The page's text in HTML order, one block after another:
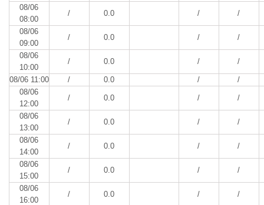
08/06
08:00
/ 0.0 / /
08/06
09:00
/ 0.0 / /
08/06
10:00
/ 0.0 / /
08/06 11:00 / 0.0 /
/
08/06
12:00
/ 0.0 / /
08/06
13:00
/ 0.0 / /
08/06
14:00
/ 0.0 / /
08/06
15:00
/ 0.0 / /
08/06
16:00
/ 0.0 / /